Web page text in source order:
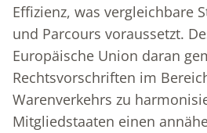
Effizienz, was vergleichbare
und Parcours voraussetzt.
Europäische Union daran
Rechtsvorschriften im
Warenverkehrs zu
Mitgliedstaaten einen